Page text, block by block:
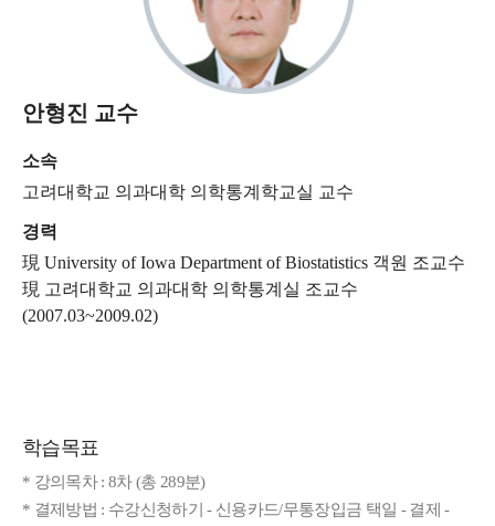
안형진 교수
소속
고려대학교 의과대학 의학통계학교실 교수
경력
現 University of Iowa Department of Biostatistics 객원 조교수
現 고려대학교 의과대학 의학통계실 조교수
(2007.03~2009.02)
학습목표
* 강의목차 : 8차 (총 289분)
* 결제방법 : 수강신청하기 - 신용카드/무통장입금 택일 - 결제 -